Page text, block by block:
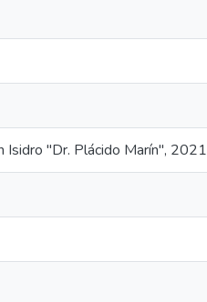
Isidro "Dr. Plácido Marín", 2021